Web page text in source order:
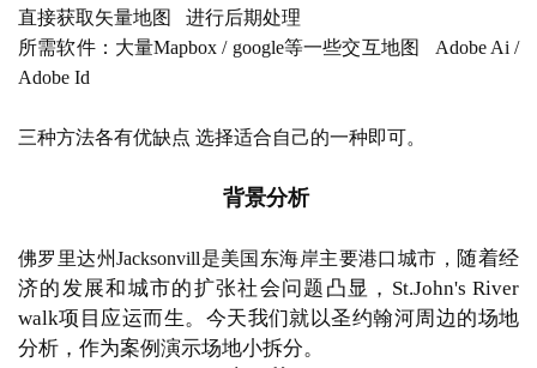
直接获取矢量地图
进行后期处理
所需软件：大量Mapbox / google等一些交互地图   Adobe Ai /
Adobe Id
三种方法各有优缺点 选择适合自己的一种即可。
背景分析
佛罗里达州Jacksonvill是美国东海岸主要港口城市， 随着经
济的发展和城市的扩张社会问题凸显，St.John's River
walk项目应运而生。今天我们就以圣约翰河周边的场地
分析，作为案例演示场地小拆分。